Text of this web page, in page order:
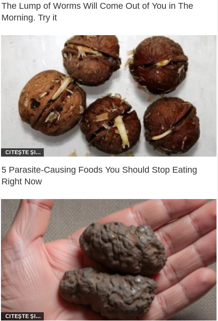
The Lump of Worms Will Come Out of You in The
Morning. Try it
5 Parasite-Causing Foods You Should Stop Eating
Right Now